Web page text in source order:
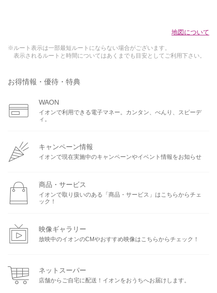
地図について
※ルート表示は一部最短ルートにならない場合がございます。
表示されるルートと時間についてはあくまでも目安としてご利用下さい。
お得情報・優待・特典
WAON
イオンで利用できる電子マネー。カンタン、べんり、スピーデ
ィ。
キャンペーン情報
イオンで現在実施中のキャンペーンやイベント情報をお知らせ
商品・サービス
イオンで取り扱いのある「商品・サービス」はこちらからチェ
ック！
映像ギャラリー
放映中のイオンのCMやおすすめ映像はこちらからチェック！
ネットスーパー
店舗からご自宅に配送！イオンをおうちへお届けします。